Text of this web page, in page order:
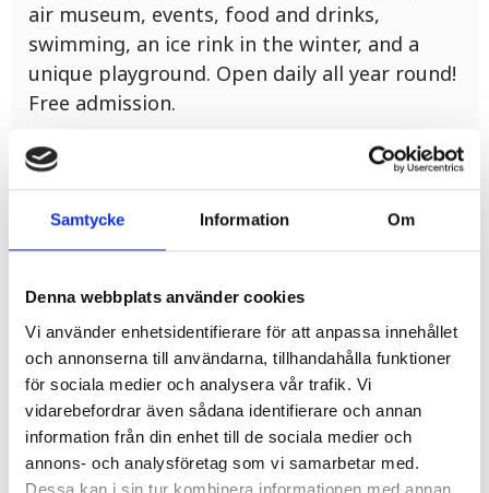
Samtycke Information Om
Denna webbplats använder cookies
Vi använder enhetsidentifierare för att anpassa innehållet
och annonserna till användarna, tillhandahålla funktioner
för sociala medier och analysera vår trafik. Vi
vidarebefordrar även sådana identifierare och annan
information från din enhet till de sociala medier och
annons- och analysföretag som vi samarbetar med.
Dessa kan i sin tur kombinera informationen med annan
air museum, events, food and drinks,
swimming, an ice rink in the winter, and a
unique playground. Open daily all year round!
Free admission.
Related products